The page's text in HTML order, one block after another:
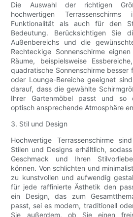
Die Auswahl der richtigen
hochwertigen
Funktionalität als auch für den
Bedeutung. Berücksichtigen Sie
Außenbereichs und die
Rechteckige Sonnenschirme
Räume, beispielsweise
quadratische Sonnenschirme besser
oder Lounge-Bereiche geeignet
darauf, dass die gewählte
Ihrer Gartenmöbel passt und so
optisch ansprechende Atmosphäre
3. Stil und Design
Hochwertige Terrassenschirme
Stilen und Designs erhältlich,
Geschmack und Ihren
können. Von schlichten und
zu kunstvollen und aufwendig
für jede raffinierte Ästhetik den
ein Design, das zum
passt, sei es modern, traditionell
Sie außerdem, ob Sie einen